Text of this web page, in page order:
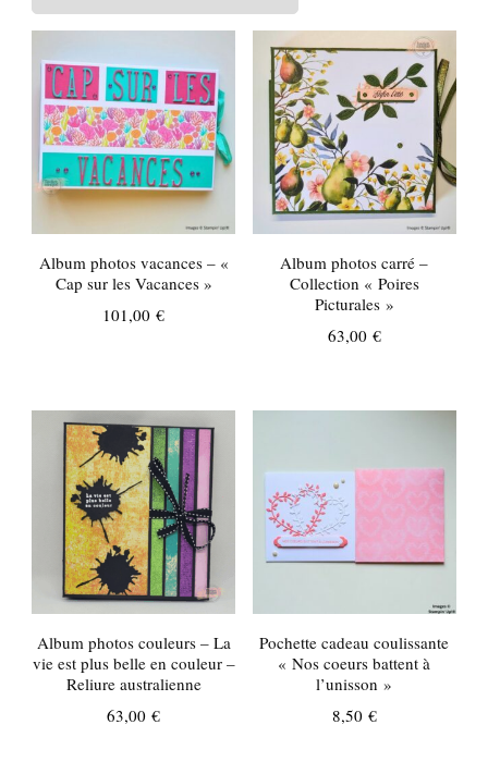
récent
plus
ancien
Album photos vacances – «
Cap sur les Vacances »
101,00€
Album photos carré –
Collection « Poires
Picturales »
63,00 €
Album photos couleurs – La
vie est plus belle en couleur –
Reliure australienne
63,00€
Pochette cadeau coulissante
« Nos coeurs battent à
l’unisson »
8,50 €